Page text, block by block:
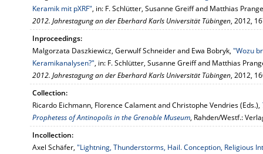
Keramik mit pXRF", in: F. Schlütter, Susanne Greiff and Matthias
2012. Jahrestagung an der Eberhard Karls Universität Tübingen, 2012,
Inproceedings:
Malgorzata Daszkiewicz, Gerwulf Schneider and Ewa Bobryk, "Wozu
Keramikanalysen?", in: F. Schlütter, Susanne Greiff and Matthias
2012. Jahrestagung an der Eberhard Karls Universität Tübingen, 2012,
Collection:
Ricardo Eichmann, Florence Calament and Christophe Vendries (Eds.),
Prophetess of Antinopolis in the Grenoble Museum, Rahden/Westf.:
Incollection:
Axel Schäfer, "Lightning, Thunderstorms, Hail. Conception, Religious